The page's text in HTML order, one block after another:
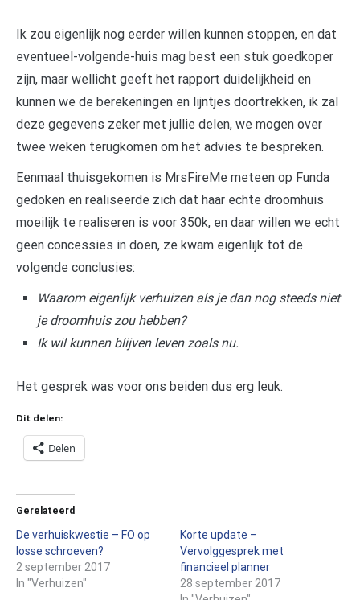
Ik zou eigenlijk nog eerder willen kunnen stoppen, en dat
eventueel-volgende-huis mag best een stuk goedkoper
zijn, maar wellicht geeft het rapport duidelijkheid en
kunnen we de berekeningen en lijntjes doortrekken, ik zal
deze gegevens zeker met jullie delen, we mogen over
twee weken terugkomen om het advies te bespreken.
Eenmaal thuisgekomen is MrsFireMe meteen op Funda
gedoken en realiseerde zich dat haar echte droomhuis
moeilijk te realiseren is voor 350k, en daar willen we echt
geen concessies in doen, ze kwam eigenlijk tot de
volgende conclusies:
Waarom eigenlijk verhuizen als je dan nog steeds niet
je droomhuis zou hebben?
Ik wil kunnen blijven leven zoals nu.
Het gesprek was voor ons beiden dus erg leuk.
Dit delen:
Delen
Gerelateerd
De verhuiskwestie – FO op
losse schroeven?
2 september 2017
In "Verhuizen"
Korte update –
Vervolggesprek met
financieel planner
28 september 2017